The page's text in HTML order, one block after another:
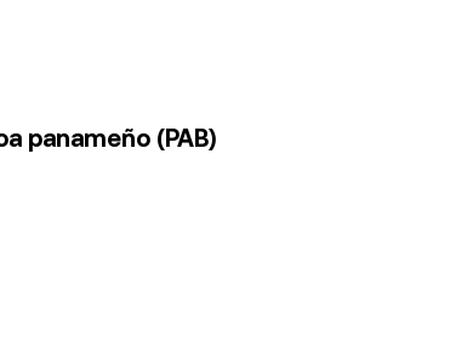
panameño (PAB)